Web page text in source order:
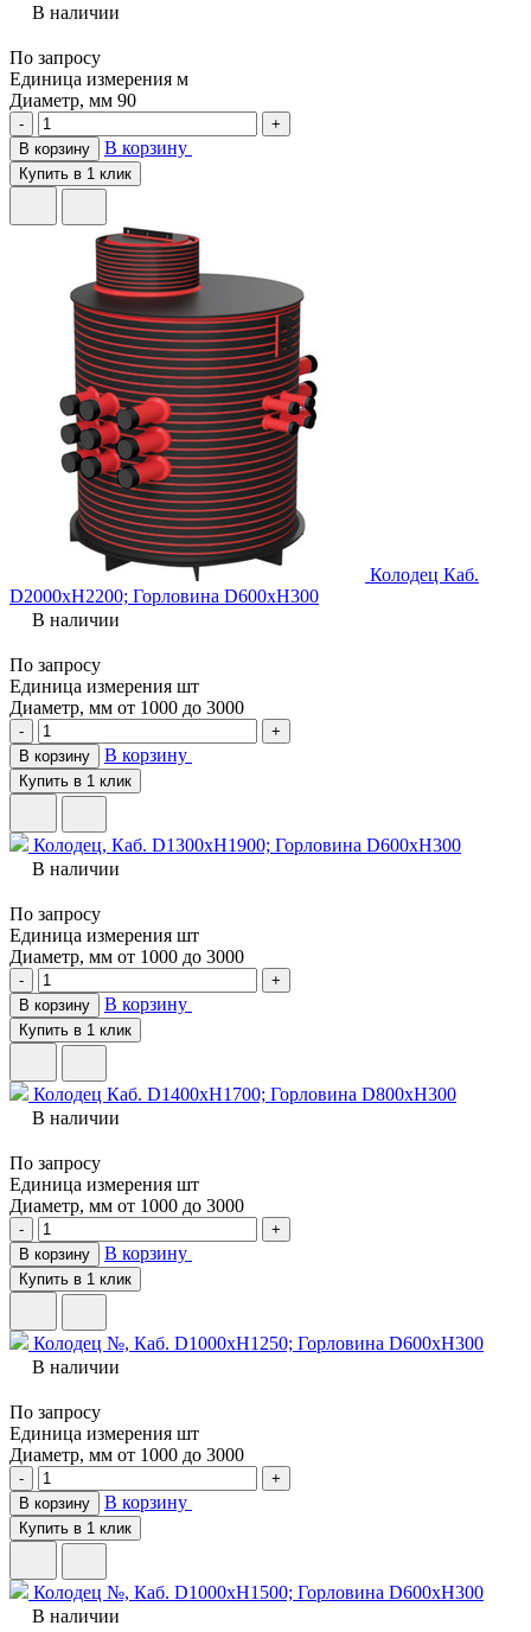
В наличии
По запросу
Единица измерения м
Диаметр, мм 90
-
+
В корзину
В корзину
Купить в 1 клик
Колодец Каб.
D2000хH2200; Горловина D600хH300
В наличии
По запросу
Единица измерения шт
Диаметр, мм от 1000 до 3000
-
+
В корзину
В корзину
Купить в 1 клик
Колодец, Каб. D1300хH1900; Горловина D600хH300
В наличии
По запросу
Единица измерения шт
Диаметр, мм от 1000 до 3000
-
+
В корзину
В корзину
Купить в 1 клик
Колодец Каб. D1400хH1700; Горловина D800хH300
В наличии
По запросу
Единица измерения шт
Диаметр, мм от 1000 до 3000
-
+
В корзину
В корзину
Купить в 1 клик
Колодец №, Каб. D1000хH1250; Горловина D600хH300
В наличии
По запросу
Единица измерения шт
Диаметр, мм от 1000 до 3000
-
+
В корзину
В корзину
Купить в 1 клик
Колодец №, Каб. D1000хH1500; Горловина D600хH300
В наличии